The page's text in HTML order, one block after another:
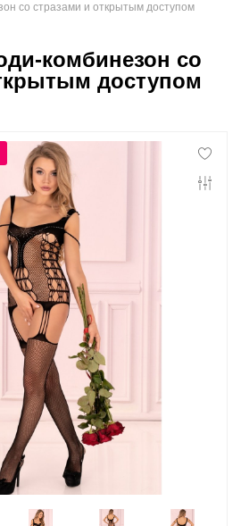
и оплата
система
и возврат
рассрочка
со стразами и открытым доступом
комбинезон со
доступом